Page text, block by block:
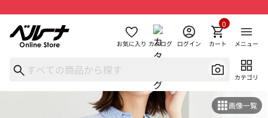
お気に入り カタログ ログイン カート
0
メニュー
カテゴリ
画像一覧